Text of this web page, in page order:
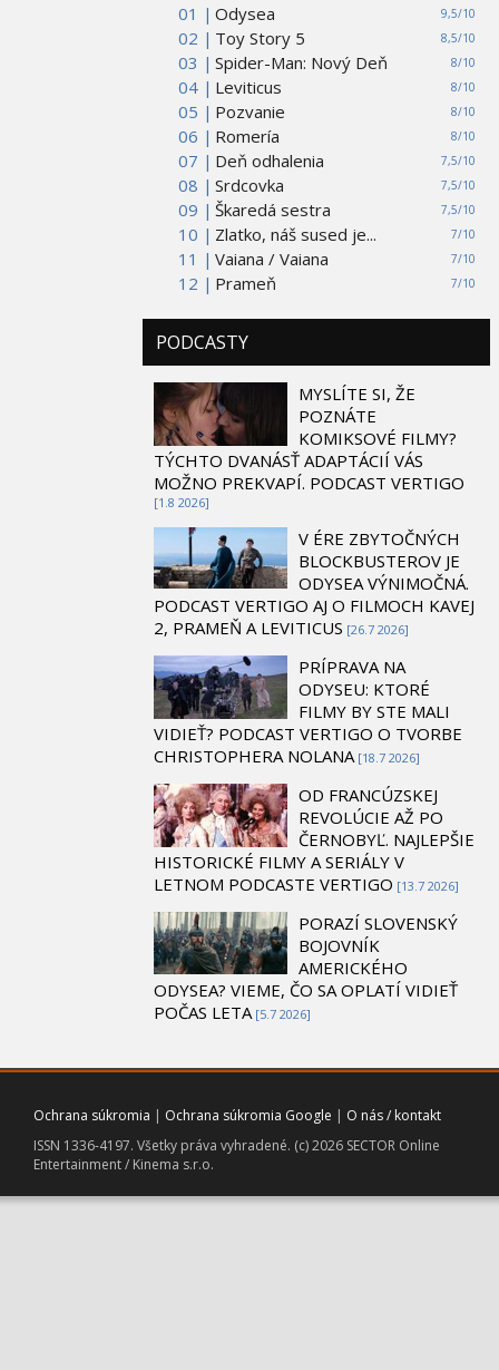
01 | 9,5/10
Odysea
02 |
8,5/10
Toy Story 5
03 |
8/10
Spider-Man: Nový Deň
04 |
8/10
Leviticus
05 |
8/10
Pozvanie
06 |
8/10
Romería
07 |
7,5/10
Deň odhalenia
08 |
7,5/10
Srdcovka
09 |
7,5/10
Škaredá sestra
10 |
7/10
Zlatko, náš sused je...
11 |
7/10
Vaiana / Vaiana
12 |
7/10
Prameň
PODCASTY
MYSLÍTE SI, ŽE
POZNÁTE
KOMIKSOVÉ FILMY?
TÝCHTO DVANÁSŤ ADAPTÁCIÍ VÁS
MOŽNO PREKVAPÍ. PODCAST VERTIGO
[1.8 2026]
V ÉRE ZBYTOČNÝCH
BLOCKBUSTEROV JE
ODYSEA VÝNIMOČNÁ.
PODCAST VERTIGO AJ O FILMOCH KAVEJ
2, PRAMEŇ A LEVITICUS [26.7 2026]
PRÍPRAVA NA
ODYSEU: KTORÉ
FILMY BY STE MALI
VIDIEŤ? PODCAST VERTIGO O TVORBE
CHRISTOPHERA NOLANA [18.7 2026]
OD FRANCÚZSKEJ
REVOLÚCIE AŽ PO
ČERNOBYĽ. NAJLEPŠIE
HISTORICKÉ FILMY A SERIÁLY V
LETNOM PODCASTE VERTIGO [13.7 2026]
PORAZÍ SLOVENSKÝ
BOJOVNÍK
AMERICKÉHO
ODYSEA? VIEME, ČO SA OPLATÍ VIDIEŤ
POČAS LETA [5.7 2026]
Ochrana súkromia | Ochrana súkromia Google | O nás / kontakt
ISSN 1336-4197. Všetky práva vyhradené. (c) 2026 SECTOR Online
Entertainment / Kinema s.r.o.